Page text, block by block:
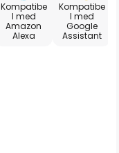
Kompatibe
l med
Amazon
Alexa
Kompatibe
l med
Google
Assistant